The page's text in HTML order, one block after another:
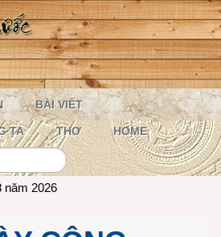
BÀI VIẾT
TA THƠ HOME
năm 2026